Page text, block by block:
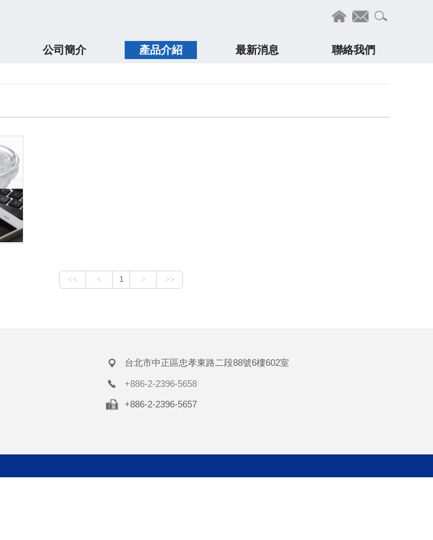
公司簡介 產品介紹 最新消息 聯絡我們
台北市中正區忠孝東路二段88號6樓602室
+886-2-2396-5658
+886-2-2396-5657